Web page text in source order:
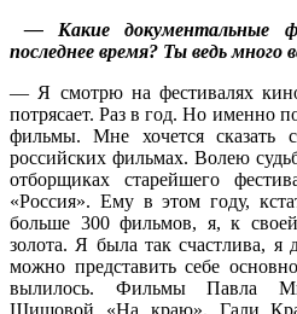
— Какие документальные
последнее время? Ты ведь много
— Я смотрю на фестивалях кино
потрясает. Раз в год. Но именно
фильмы. Мне хочется сказать
российских фильмах. Волею
отборщиках старейшего
«Россия». Ему в этом году,
больше 300 фильмов, я, к
золота. Я была так счастлива, я
можно представить себе
вылилось. Фильмы Павла
Шишовой «На краю», Гали